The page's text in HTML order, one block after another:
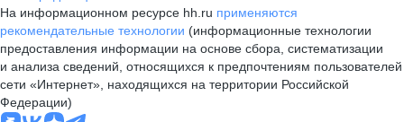
На информационном ресурсе hh.ru применяются
рекомендательные технологии (информационные технологии
предоставления информации на основе сбора, систематизации
и анализа сведений, относящихся к предпочтениям пользователей
сети «Интернет», находящихся на территории Российской
Федерации)